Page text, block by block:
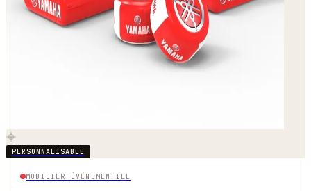
PERSONNALISABLE
MOBILIER ÉVÉNEMENTIEL